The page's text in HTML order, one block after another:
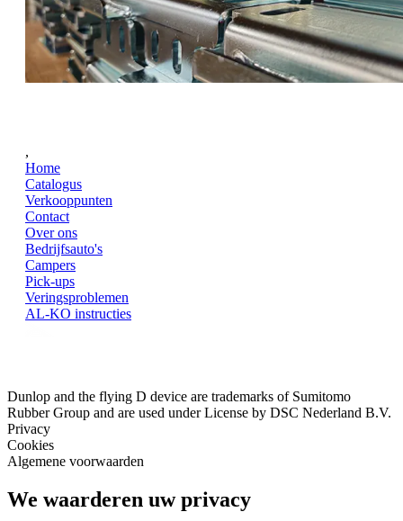
,
Home
Catalogus
Verkooppunten
Contact
Over ons
Bedrijfsauto's
Campers
Pick-ups
Veringsproblemen
AL-KO instructies
Dunlop and the flying D device are trademarks of Sumitomo
Rubber Group and are used under License by DSC Nederland B.V.
Privacy
Cookies
Algemene voorwaarden
We waarderen uw privacy